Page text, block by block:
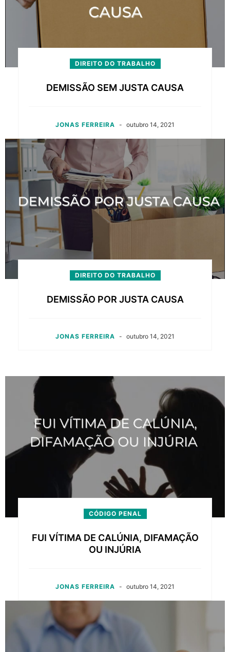
DIREITO DO TRABALHO
DEMISSÃO SEM JUSTA CAUSA
JONAS FERREIRA - outubro 14, 2021
DIREITO DO TRABALHO
DEMISSÃO POR JUSTA CAUSA
JONAS FERREIRA - outubro 14, 2021
CÓDIGO PENAL
FUI VÍTIMA DE CALÚNIA, DIFAMAÇÃO
OU INJÚRIA
JONAS FERREIRA - outubro 14, 2021